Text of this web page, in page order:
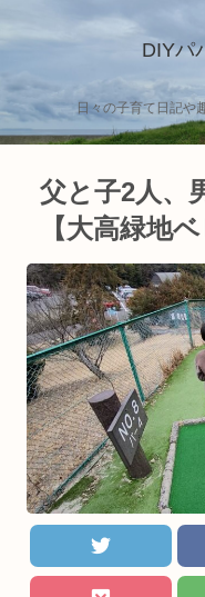
DIYパ
日々の子育て日記や
父と子2人、
【大高緑地